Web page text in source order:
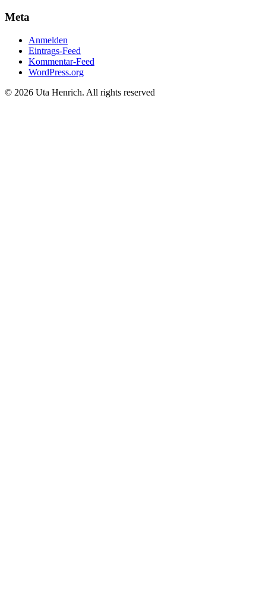
Meta
Anmelden
Eintrags-Feed
Kommentar-Feed
WordPress.org
© 2026 Uta Henrich. All rights reserved